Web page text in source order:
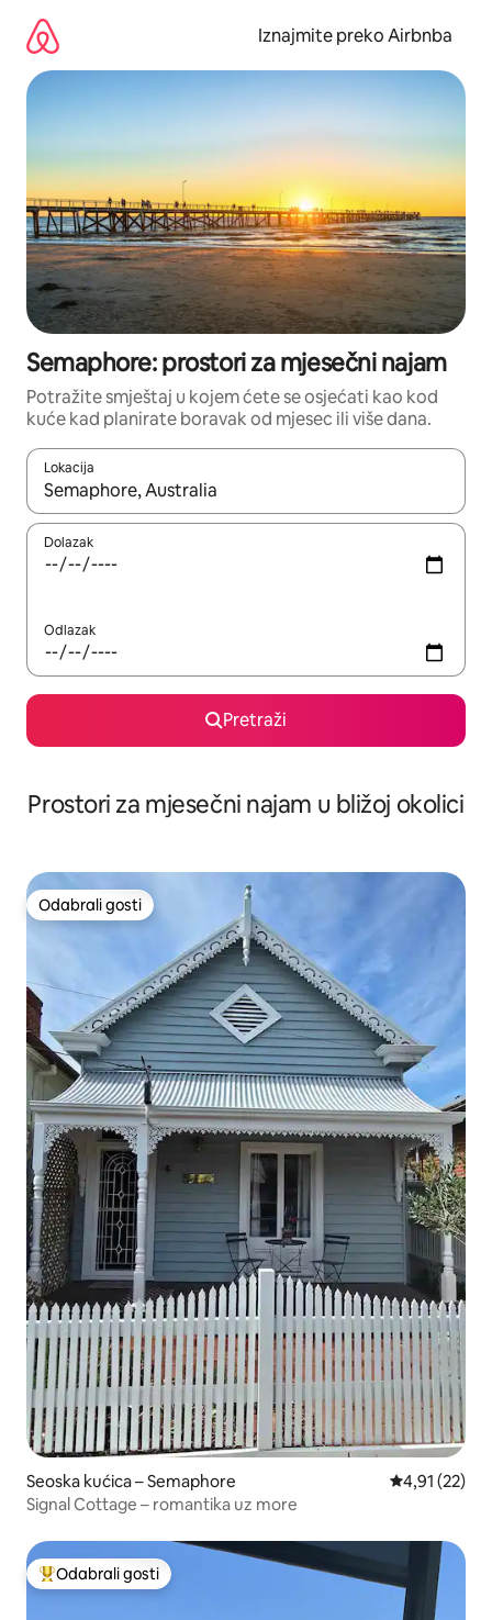
sadržaj
Iznajmite preko Airbnba
Semaphore: prostori za mjesečni najam
Potražite smještaj u kojem ćete se osjećati kao kod
kuće kad planirate boravak od mjesec ili više dana.
Lokacija
Kada budu dostupni rezultati, moći ćete ih pregledati
Dolazak
Odlazak
Pretraži
Prostori za mjesečni najam u bližoj okolici
Odabrali gosti
Odabrali gosti
Seoska kućica – Semaphore Prosječna
4,91 (22)
Signal Cottage – romantika uz more
Među najviše rangiranima s oznakom „Odabrali gosti”
Odabrali gosti